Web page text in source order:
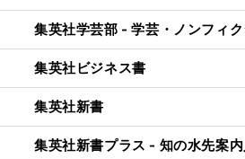
集英社学芸部 - 学芸・ノンフィ
集英社ビジネス書
集英社新書
集英社新書プラス - 知の水先案内